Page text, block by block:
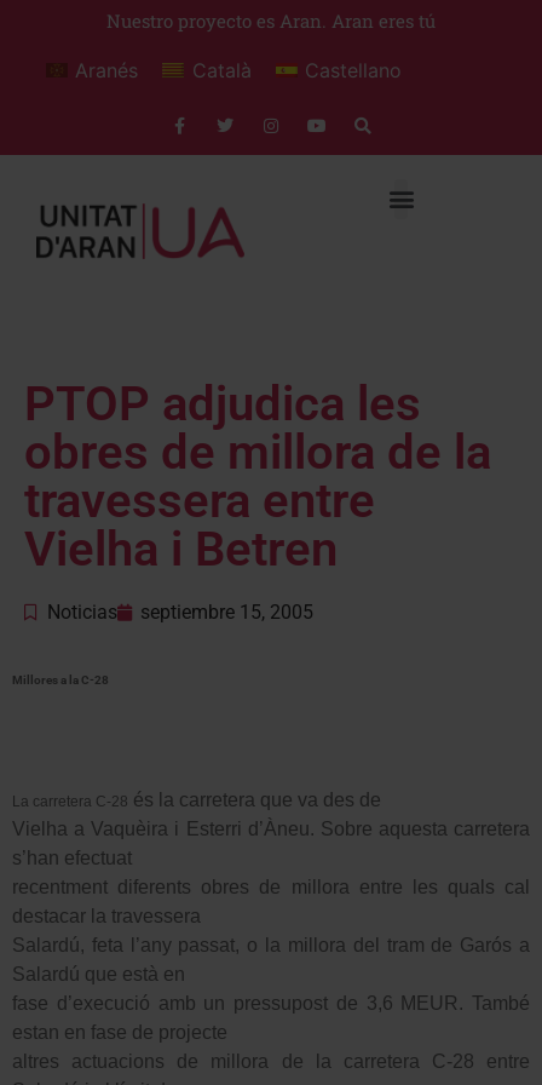
Nuestro proyecto es Aran. Aran eres tú
Aranés Català Castellano
PTOP adjudica les
obres de millora de la
travessera entre
Vielha i Betren
Noticias septiembre 15, 2005
Millores a la C-28
La carretera C-28 és la carretera que va des de
Vielha a Vaquèira i Esterri d’Àneu. Sobre aquesta carretera
s’han efectuat
recentment diferents obres de millora entre les quals cal
destacar la travessera
Salardú, feta l’any passat, o la millora del tram de Garós a
Salardú que està en
fase d’execució amb un pressupost de 3,6 MEUR. També
estan en fase de projecte
altres actuacions de millora de la carretera C-28 entre